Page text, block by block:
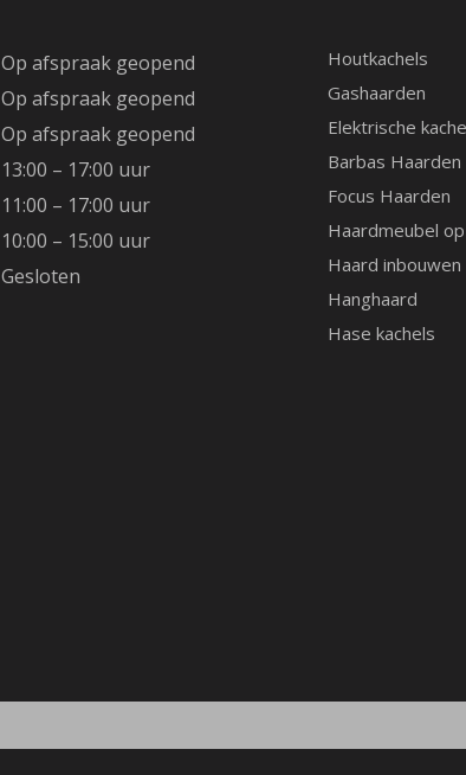
Op afspraak geopend
Op afspraak geopend
Op afspraak geopend
13:00 – 17:00 uur
11:00 – 17:00 uur
10:00 – 15:00 uur
Gesloten
Houtkachels
Gashaarden
Elektrische
Barbas Haarden
Focus Haarden
Haardmeubel
Haard inbouwen
Hanghaard
Hase kachels